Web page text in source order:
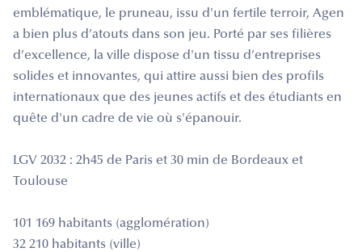
emblématique, le pruneau, issu d'un fertile terroir, Agen
a bien plus d’atouts dans son jeu. Porté par ses filières
d’excellence, la ville dispose d'un tissu d’entreprises
solides et innovantes, qui attire aussi bien des profils
internationaux que des jeunes actifs et des étudiants en
quête d'un cadre de vie où s'épanouir.
LGV 2032 : 2h45 de Paris et 30 min de Bordeaux et
Toulouse
101 169 habitants (agglomération)
32 210 habitants (ville)